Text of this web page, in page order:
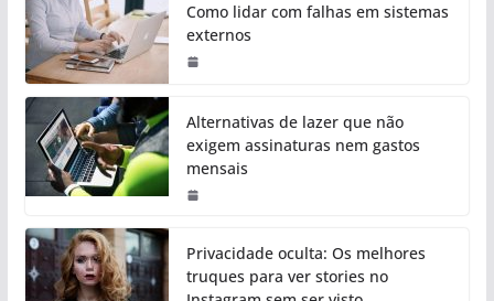
Como lidar com falhas em sistemas
externos
Alternativas de lazer que não
exigem assinaturas nem gastos
mensais
Privacidade oculta: Os melhores
truques para ver stories no